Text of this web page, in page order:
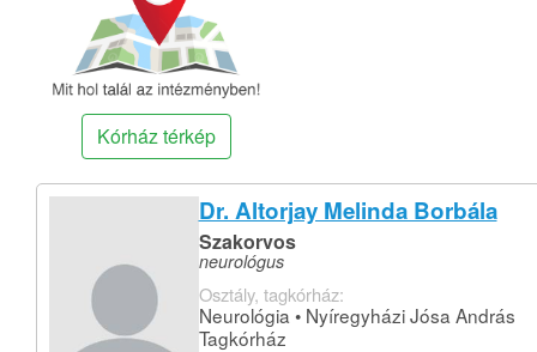
Kórház térkép
Dr. Altorjay Melinda Borbála
Szakorvos
neurológus
Osztály, tagkórház:
Neurológia • Nyíregyházi Jósa András
Tagkórház